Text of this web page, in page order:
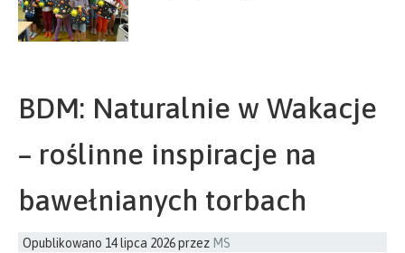
BDM: Naturalnie w Wakacje
– roślinne inspiracje na
bawełnianych torbach
Opublikowano 14 lipca 2026przez MS